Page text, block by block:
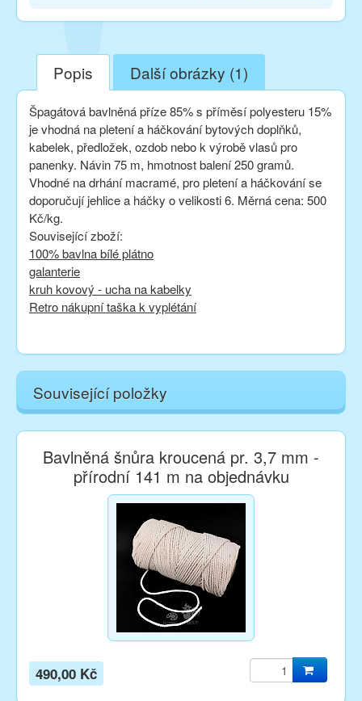
Popis Další obrázky (1)
Špagátová bavlněná příze 85% s příměsí polyesteru 15%
je vhodná na pletení a háčkování bytových doplňků,
kabelek, předložek, ozdob nebo k výrobě vlasů pro
panenky. Návin 75 m, hmotnost balení 250 gramů.
Vhodné na drhání macramé, pro pletení a háčkování se
doporučují jehlice a háčky o velikosti 6. Měrná cena: 500
Kč/kg.
Související zboží:
100% bavlna bílé plátno
galanterie
kruh kovový - ucha na kabelky
Retro nákupní taška k vyplétání
Související položky
Bavlněná šnůra kroucená pr. 3,7 mm -
přírodní 141 m na objednávku
490,00 Kč